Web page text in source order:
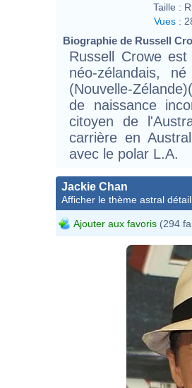
Taille :
Vues :
Biographie de Russell
Russell Crowe
néo-zélandais,
(Nouvelle-
de naissance
citoyen de
carrière en
avec le polar L.A.
Jackie Chan
Afficher le thème astral
Ajouter aux favoris (294